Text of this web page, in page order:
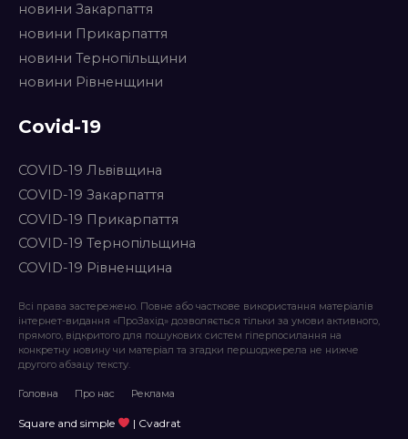
новини Закарпаття
новини Прикарпаття
новини Тернопільщини
новини Рівненщини
Covid-19
COVID-19 Львівщина
COVID-19 Закарпаття
COVID-19 Прикарпаття
COVID-19 Тернопільщина
COVID-19 Рівненщина
Всі права застережено. Повне або часткове використання матеріалів
інтернет-видання «ПроЗахід» дозволяється тільки за умови активного,
прямого, відкритого для пошукових систем гіперпосилання на
конкретну новину чи матеріал та згадки першоджерела не нижче
другого абзацу тексту.
Головна Про нас Реклама
Square and simple | Cvadrat